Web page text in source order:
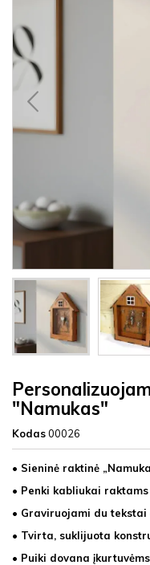
"Namukas"
Kodas00026
• Sieninė raktinė
• Penki kabliukai raktams
• Graviruojami du
• Tvirta, suklijuota
• Puiki dovana įkurtuvėms